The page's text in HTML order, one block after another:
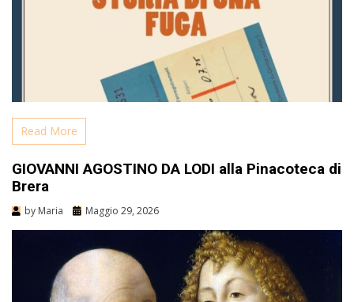
Read More
GIOVANNI AGOSTINO DA LODI alla Pinacoteca di
Brera
by Maria Maggio 29, 2026